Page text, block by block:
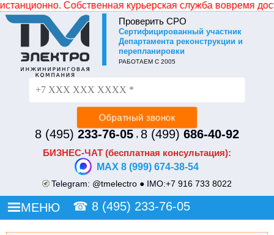
Собственная курьерская служба вовремя доставит
Проверить СРО
Cертифицированный участник
Департамента реконструкции и
перепланировки
РАБОТАЕМ С 2005
8 (495) 233-76-05, 8 (499) 686-40-92
БИЗНЕС-ЧАТ (бесплатная консультация):
MAX 8 (999) 674-38-54
Telegram: @tmelectro ● IMO:+7 916 733 8022
☎ 8 (495) 233-76-05
МЕНЮ
Не уходите без СКИДКИ!
Просто оставьте свой номер и наш менеджер
перезвонит и сделает Вам индивидуальное ценовое